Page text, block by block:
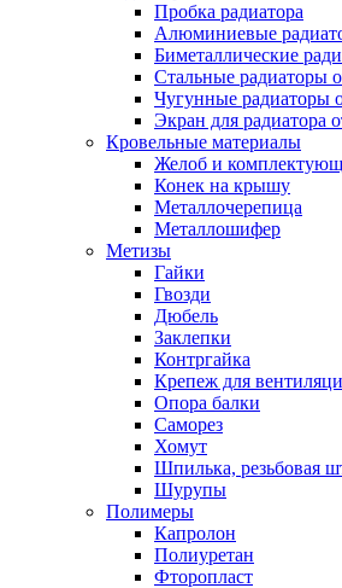
Пробка радиатора
Алюминиевые
Биметаллические
Стальные радиаторы
Чугунные радиаторы
Экран для радиатора
Кровельные материалы
Желоб и
Конек на крышу
Металлочерепица
Металлошифер
Метизы
Гайки
Гвозди
Дюбель
Заклепки
Контргайка
Крепеж для
Опора балки
Саморез
Хомут
Шпилька, резьбовая
Шурупы
Полимеры
Капролон
Полиуретан
Фторопласт